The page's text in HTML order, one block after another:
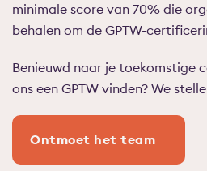
minimale score van 70% die
behalen om de GPTW-
Benieuwd naar je toekomstige
ons een GPTW vinden? We
Ontmoet het team